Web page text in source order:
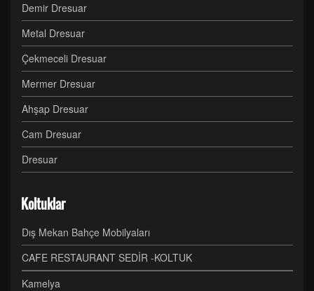
Demir Dresuar
Metal Dresuar
Çekmeceli Dresuar
Mermer Dresuar
Ahşap Dresuar
Cam Dresuar
Dresuar
Koltuklar
Dış Mekan Bahçe Mobilyaları
CAFE RESTAURANT SEDİR -KOLTUK
Kamelya